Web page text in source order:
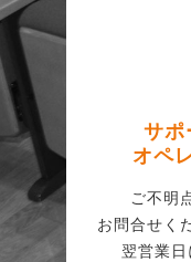
サポ
オペ
ご不明
お問合せく
翌営業日